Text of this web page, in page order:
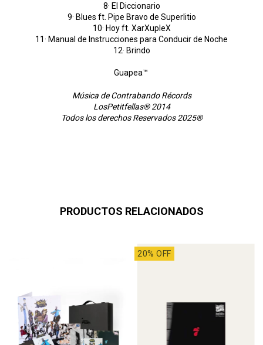
8· El Diccionario
9· Blues ft. Pipe Bravo de Superlitio
10· Hoy ft. XarXupleX
11· Manual de Instrucciones para Conducir de Noche
12· Brindo
Guapea™
Música de Contrabando Récords
LosPetitfellas®2014
Todos los derechos Reservados 2025®
PRODUCTOS RELACIONADOS
20% OFF